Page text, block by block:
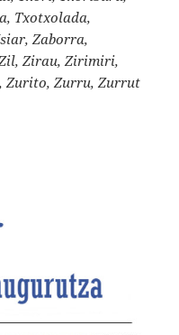
Txotxolada,
Zaborra,
Zirau, Zirimiri,
Zurito, Zurru, Zurrut